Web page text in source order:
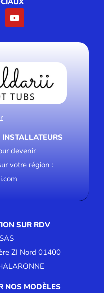
devenir
votre région :
SUR RDV
ZI Nord 01400
NOS MODÈLES